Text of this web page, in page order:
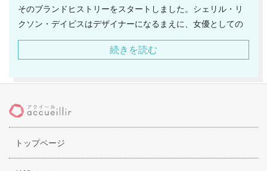
そのブランドヒストリーをスタートしました。シェリル・リ
クソン・デイビスはデザイナーになるまえに、女優としての
キャリアを持っていましたが、よく撮影現場で趣味でデザイ
ンしたオリジナルのアクセサリーを身につけていました。そ
アクセサリーデザイナーになることを勧められ、はじめたの
ブランドコンセプトは「ロックとファッションの融合」。そ
のためモチーフは、パンクの本場、英国の王朝の伝統や歴史
にまつわるものが多く見受けられ多用されています。もちろ
んアメリカのメタルなどを彷彿とさせるスカルアイテムなど
続きを読む
トップページ